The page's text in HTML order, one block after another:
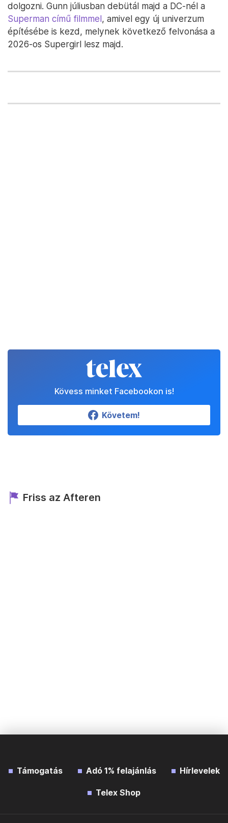
dolgozni. Gunn júliusban debütál majd a DC-nél a
Superman című filmmel, amivel egy új univerzum
építésébe is kezd, melynek következő felvonása a
2026-os Supergirl lesz majd.
Kövess minket Facebookon is!
Követem!
Friss az Afteren
Támogatás Adó 1% felajánlás Hírlevelek
Telex Shop